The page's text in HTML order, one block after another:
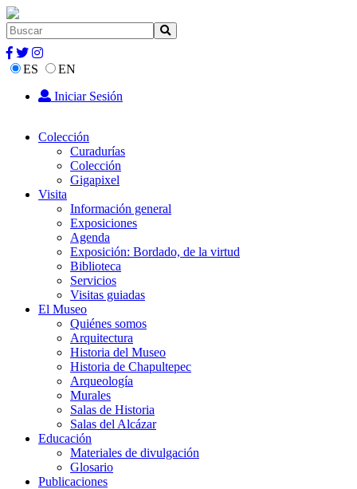
ES
EN
Iniciar Sesión
Colección
Curadurías
Colección
Gigapixel
Visita
Información general
Exposiciones
Agenda
Exposición: Bordado, de la virtud
Biblioteca
Servicios
Visitas guiadas
El Museo
Quiénes somos
Arquitectura
Historia del Museo
Historia de Chapultepec
Arqueología
Murales
Salas de Historia
Salas del Alcázar
Educación
Materiales de divulgación
Glosario
Publicaciones